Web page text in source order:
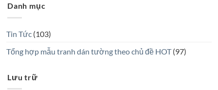
Danh mục
Tin Tức(103)
Tổng hợp mẫu tranh dán tường theo chủ đề HOT(97)
Lưu trữ